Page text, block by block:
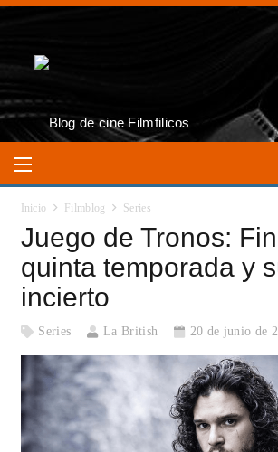
Inicio Filmblog Series
Juego de Tronos:
quinta temporada y
incierto
Series La British 20 de junio de